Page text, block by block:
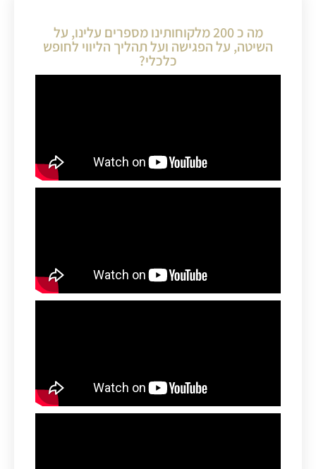
מה כ 200 מלקוחותינו מספרים עלינו, על
השיטה, על הפגישה ועל תהליך הליווי לחופש
כלכלי?